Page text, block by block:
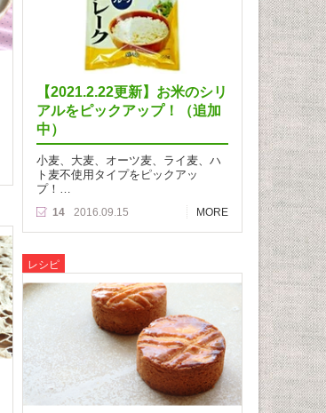
【2021.2.22更新】お米のシリ
アルをピックアップ！（追加
中）
小麦、大麦、オーツ麦、ライ麦、ハ
ト麦不使用タイプをピックアッ
プ！…
14 2016.09.15 MORE
レシピ